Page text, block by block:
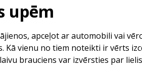
upēm
apceļot ar automobili vai
vienu no tiem noteikti ir vērts
brauciens var izvērsties par